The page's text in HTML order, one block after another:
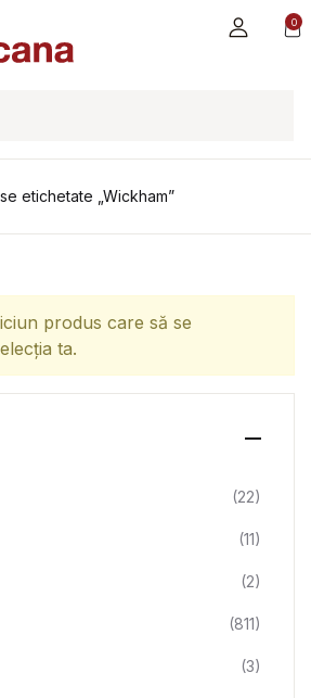
0
etichetate „Wickham”
produs care să se
ta.
(22)
(11)
(2)
(811)
(3)